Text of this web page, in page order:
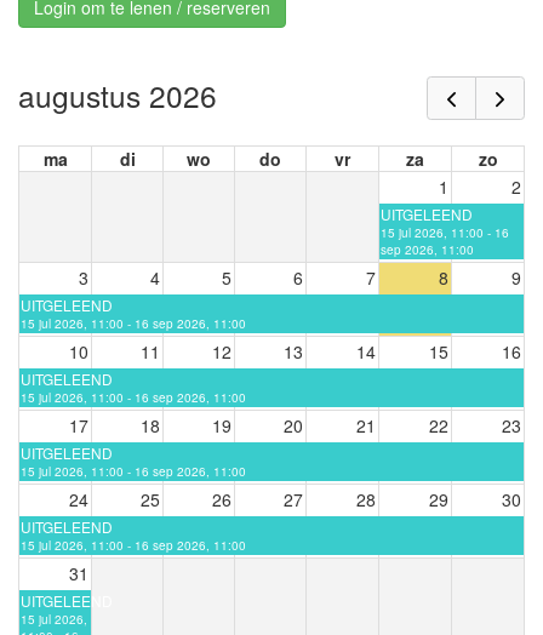
Login om te lenen / reserveren
augustus 2026
ma di wo do vr za
zo
1
2
UITGELEEND
15 jul 2026, 11:00 - 16
sep 2026, 11:00
3 4 5 6 7 8 9
UITGELEEND
15 jul 2026, 11:00 - 16 sep 2026, 11:00
10 11 12 13 14 15 16
UITGELEEND
15 jul 2026, 11:00 - 16 sep 2026, 11:00
17 18 19 20 21 22 23
UITGELEEND
15 jul 2026, 11:00 - 16 sep 2026, 11:00
24 25 26 27 28 29 30
UITGELEEND
15 jul 2026, 11:00 - 16 sep 2026, 11:00
31
UITGELEEND
15 jul 2026,